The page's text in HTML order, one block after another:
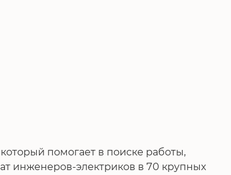
который помогает в поиске работы,
инженеров-электриков в 70 крупных